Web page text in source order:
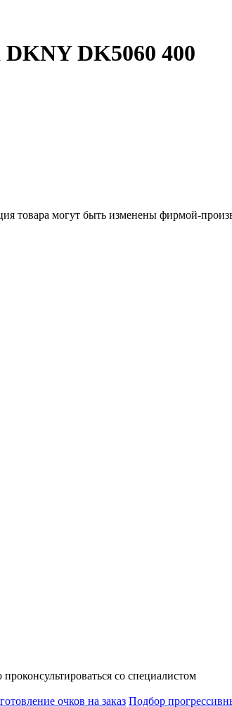
DK5060 400
товара могут быть изменены фирмой-
со специалистом
очков на заказ Подбор